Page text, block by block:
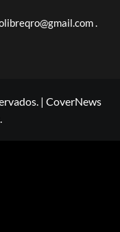
| CoverNews